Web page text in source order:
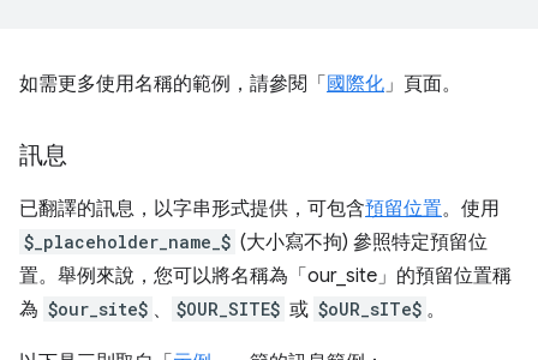
如需更多使用名稱的範例，請參閱「 國際化」頁面。
訊息
已翻譯的訊息，以字串形式提供，可包含預留位置。使用
$_placeholder_name_$ (大小寫不拘) 參照特定預留位
置。舉例來說，您可以將名稱為「our_site」的預留位置稱
為 $our_site$ 、 $OUR_SITE$ 或 $oUR_sITe$ 。